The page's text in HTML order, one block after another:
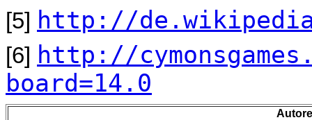
[5] http://
[6] http://
board=14.0